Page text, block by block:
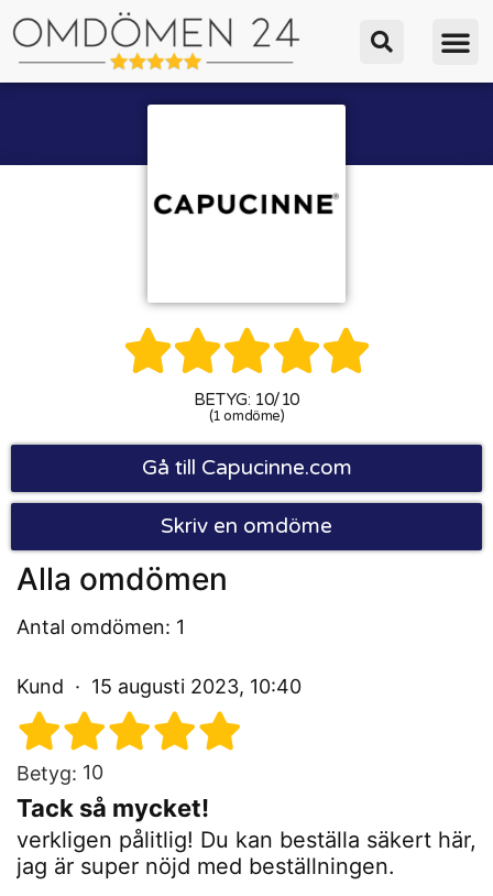

BETYG: 10/10
(1 omdöme)
Gå till Capucinne.com
Skriv en omdöme
Alla omdömen
Antal omdömen: 1
Kund 15 augusti 2023, 10:40
Betyg: 10
Tack så mycket!
verkligen pålitlig! Du kan beställa säkert här,
jag är super nöjd med beställningen.